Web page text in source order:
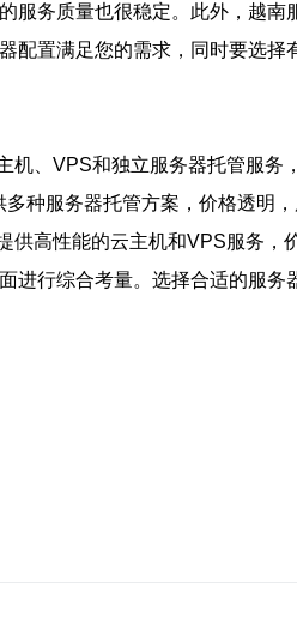
务质量也很稳定。此外，越
置满足您的需求，同时要选
、VPS和独立服务器托管服务
种服务器托管方案，价格透明，
高性能的云主机和VPS服务，
行综合考量。选择合适的服务